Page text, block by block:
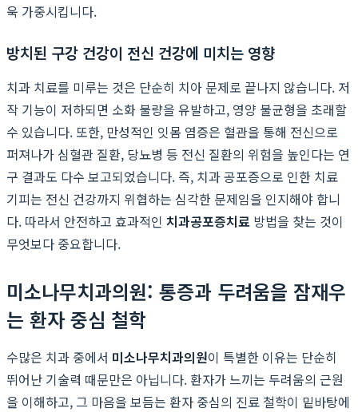
욱 가중시킵니다.
방치된 구강 건강이 전신 건강에 미치는 영향
치과 치료를 미루는 것은 단순히 치아 문제로 끝나지 않습니다. 저
작 기능이 저하되면 소화 불량을 유발하고, 영양 불균형을 초래할
수 있습니다. 또한, 만성적인 잇몸 염증은 혈관을 통해 전신으로
퍼져나가 심혈관 질환, 당뇨병 등 전신 질환의 위험을 높인다는 연
구 결과도 다수 보고되었습니다. 즉, 치과 공포증으로 인한 치료
기피는 전신 건강까지 위협하는 심각한 문제임을 인지해야 합니
다. 따라서 안전하고 효과적인 치과공포증치료 방법을 찾는 것이
무엇보다 중요합니다.
미소나무치과의원: 통증과 두려움을 잠재우
는 환자 중심 철학
수많은 치과 중에서 미소나무치과의원이 특별한 이유는 단순히
뛰어난 기술력 때문만은 아닙니다. 환자가 느끼는 두려움의 근원
을 이해하고, 그 마음을 보듬는 환자 중심의 진료 철학이 밑바탕에